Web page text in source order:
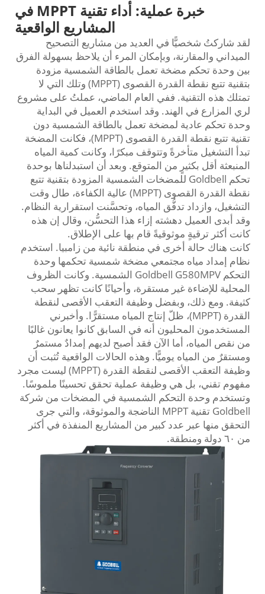
خبرة عملية: أداء تقنية MPPT في
المشاريع الواقعية
لقد شاركتُ شخصيًّا في العديد من مشاريع التصحيح
الميداني والمقارنة، وبإمكان المرء أن يلاحظ بسهولة الفرق
بين وحدة تحكم مضخة تعمل بالطاقة الشمسية مزودة
بتقنية تتبع نقطة القدرة القصوى (MPPT) وتلك التي لا
تمتلك هذه التقنية. ففي العام الماضي، عملتُ على مشروع
لري المزارع في الهند. وقد استخدم العميل في البداية
وحدة تحكم عادية لمضخة تعمل بالطاقة الشمسية دون
تقنية تتبع نقطة القدرة القصوى (MPPT)، فكانت المضخة
تبدأ التشغيل متأخرةً وتتوقف مبكرًا، وكانت كمية المياه
المنبعثة أقل بكثيرٍ من المتوقع. وبعد أن استبدلناها بوحدة
تحكم Goldbell للمضخات الشمسية المزودة بتقنية تتبع
نقطة القدرة القصوى (MPPT) عالية الكفاءة، طال وقت
التشغيل، وازداد تدفُّق المياه، وتحسَّنت استقرارية النظام.
وقد أبدى العميل دهشته إزاء هذا التحسُّن، وقال إن هذه
كانت أكثر ترقيةٍ موثوقيةً قام بها على الإطلاق.
كانت هناك حالة أخرى في منطقة نائية من زامبيا. استخدم
نظام إمداد مياه مجتمعي مضخة شمسية تحكمها وحدة
التحكم Goldbell G580MPV الشمسية. وكانت الظروف
المحلية للإضاءة غير مستقرة، وأحيانًا كانت تظهر سحب
كثيفة. ومع ذلك، وبفضل وظيفة التعقب الأقصى لنقطة
القدرة (MPPT)، ظلّ إنتاج المياه مستقرًّا. وأخبرني
المستخدمون المحليون أنه في السابق كانوا يعانون غالبًا
من نقص المياه، أما الآن فقد أصبح لديهم إمدادٌ مستمرٌ
ومستقرٌ من المياه يوميًّا. وهذه الحالات الواقعية تُثبت أن
وظيفة التعقب الأقصى لنقطة القدرة (MPPT) ليست مجرد
مفهوم تقني، بل هي وظيفة عملية تحقق تحسينًا ملموسًا.
وتستخدم وحدة التحكم الشمسية في المضخات من شركة
Goldbell تقنية MPPT الناضجة والموثوقة، والتي جرى
التحقق منها عبر عدد كبير من المشاريع المنفذة في أكثر
من ٦٠ دولة ومنطقة.